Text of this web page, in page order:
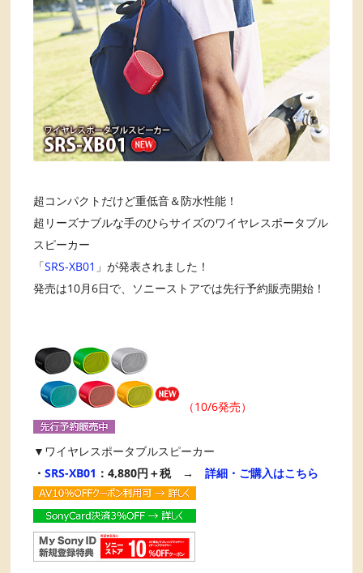
超コンパクトだけど重低音＆防水性能！
超リーズナブルな手のひらサイズのワイヤレスポータブル
スピーカー
「SRS-XB01 」が発表されました！
発売は10月6日で、ソニーストアでは先行予約販売開始！
（10/6発売）
▼ワイヤレスポータブルスピーカー
・SRS-XB01 ：4,880円＋税 →詳細・ご購入はこちら